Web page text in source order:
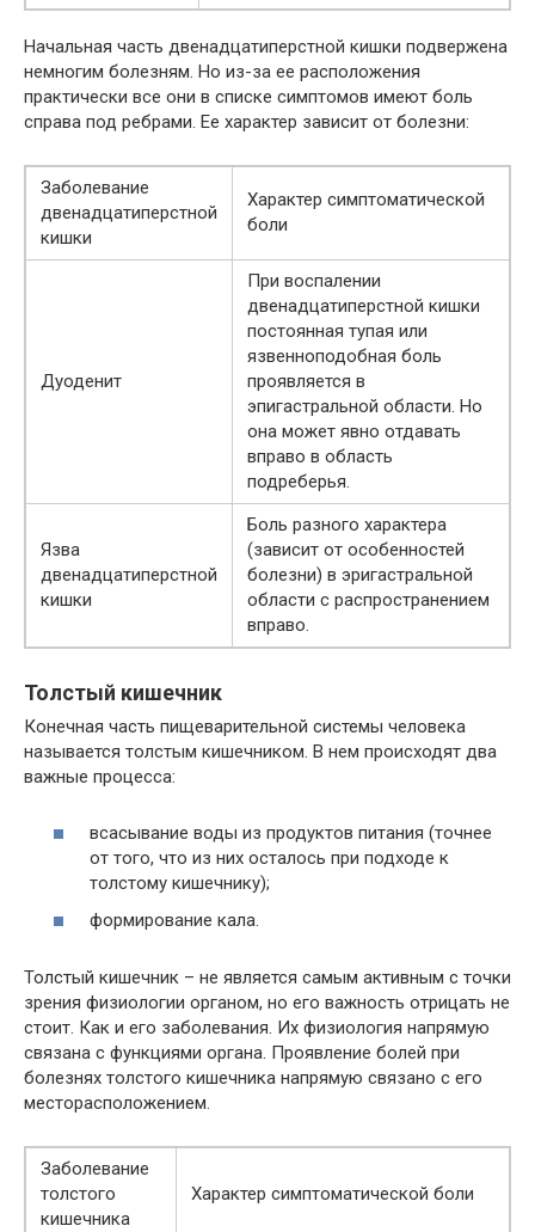
Начальная часть двенадцатиперстной кишки подвержена
немногим болезням. Но из-за ее расположения
практически все они в списке симптомов имеют боль
справа под ребрами. Ее характер зависит от болезни:
Заболевание
двенадцатиперстной
кишки
Характер симптоматической
боли
Дуоденит
При воспалении
двенадцатиперстной кишки
постоянная тупая или
язвенноподобная боль
проявляется в
эпигастральной области. Но
она может явно отдавать
вправо в область
подреберья.
Язва
двенадцатиперстной
кишки
Боль разного характера
(зависит от особенностей
болезни) в эригастральной
области с распространением
вправо.
Толстый кишечник
Конечная часть пищеварительной системы человека
называется толстым кишечником. В нем происходят два
важные процесса:
всасывание воды из продуктов питания (точнее
от того, что из них осталось при подходе к
толстому кишечнику);
формирование кала.
Толстый кишечник – не является самым активным с точки
зрения физиологии органом, но его важность отрицать не
стоит. Как и его заболевания. Их физиология напрямую
связана с функциями органа. Проявление болей при
болезнях толстого кишечника напрямую связано с его
месторасположением.
Заболевание
толстого
кишечника
Характер симптоматической боли